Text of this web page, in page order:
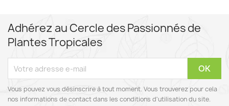
Adhérez au Cercle des Passionnés de
Plantes Tropicales
Vous pouvez vous désinscrire à tout moment. Vous trouverez pour cela
nos informations de contact dans les conditions d'utilisation du site.